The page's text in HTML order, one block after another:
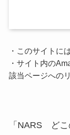
・このサイトに
・サイト内の
該当ページへの
「NARS ど